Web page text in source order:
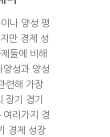
나 양성 평
만 경제 성
들에 비해
양성과 양성
련해 가장
기 경기
러가지 경
경제 성장